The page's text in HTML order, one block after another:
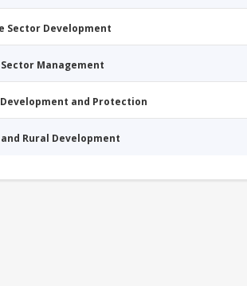
Sector Development
Sector Management
Development and Protection
and Rural Development